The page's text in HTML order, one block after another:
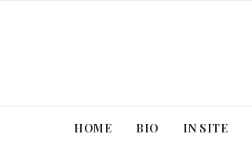
HOME BIO IN SITE